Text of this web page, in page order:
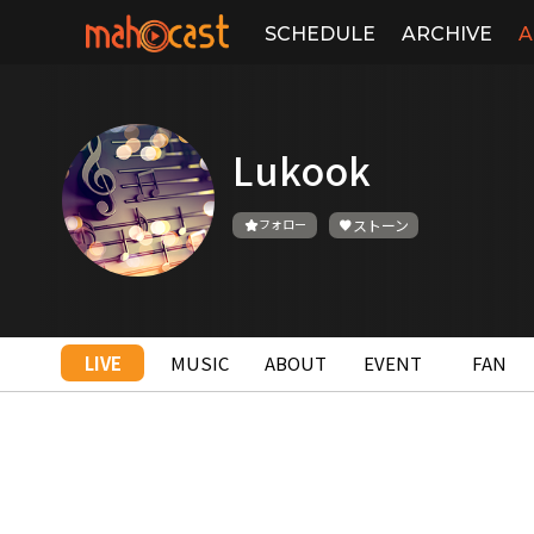
SCHEDULE ARCHIVE
Lukook
フォロー ストーン
LIVE MUSIC ABOUT EVENT FAN